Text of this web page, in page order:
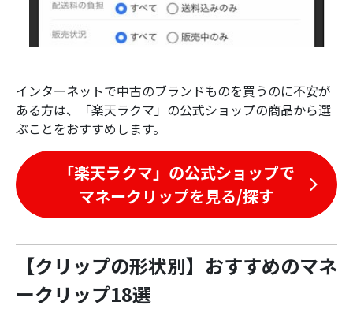
インターネットで中古のブランドものを買うのに不安が
ある方は、「楽天ラクマ」の公式ショップの商品から選
ぶことをおすすめします。
「楽天ラクマ」の公式ショップで
マネークリップを見る/探す
【クリップの形状別】おすすめのマネ
ークリップ18選